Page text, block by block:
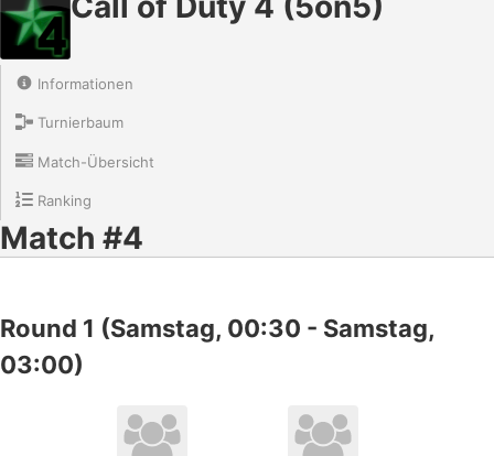
Informationen
Turnierbaum
Match-Übersicht
Ranking
Match #4
Round 1 (Samstag, 00:30 - Samstag,
03:00)